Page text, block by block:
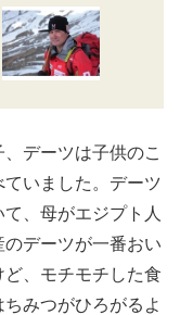
デーツは子供のこ
いました。デーツ
、母がエジプト人
デーツが一番おい
、モチモチした食
みつがひろがるよ